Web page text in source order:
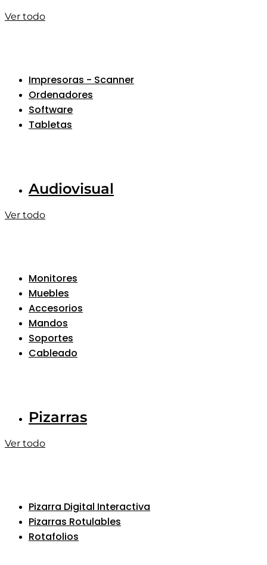
Ver todo
Impresoras - Scanner
Ordenadores
Software
Tabletas
Audiovisual
Ver todo
Monitores
Muebles
Accesorios
Mandos
Soportes
Cableado
Pizarras
Ver todo
Pizarra Digital Interactiva
Pizarras Rotulables
Rotafolios